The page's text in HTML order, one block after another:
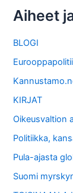
Aiheet
BLOGI
KIRJAT
Oikeusvaltion
Politiikka,
Pula-ajasta
Suomi